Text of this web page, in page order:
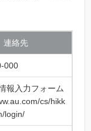
連絡先
000
報入力フォーム
cs/hikk
login/